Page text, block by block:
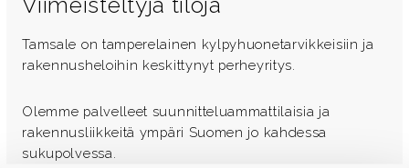
Tamsale on tamperelainen kylpyhuonetarvikkeisiin ja
rakennusheloihin keskittynyt perheyritys.
Olemme palvelleet suunnitteluammattilaisia ja
rakennusliikkeitä ympäri Suomen jo kahdessa
sukupolvessa.